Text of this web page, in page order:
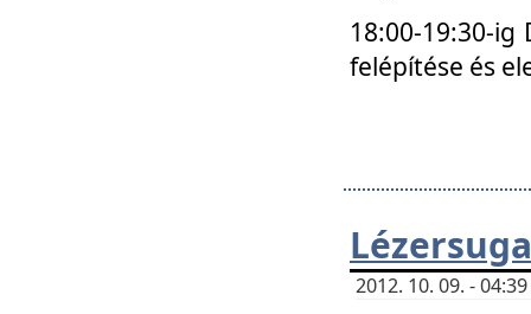
18:00-19:30-
felépítése és
2012. 10. 09. -